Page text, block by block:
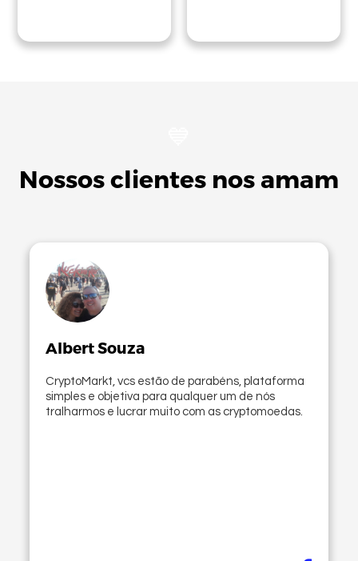
Nossos clientes nos amam
Albert Souza
CryptoMarkt, vcs estão de parabéns, plataforma
simples e objetiva para qualquer um de nós
tralharmos e lucrar muito com as cryptomoedas.